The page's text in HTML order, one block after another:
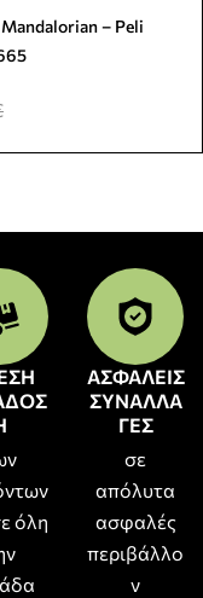
– Peli
όλη
ΑΣΦΑΛΕΙΣ
ΣΥΝΑΛΛΑ
ΓΕΣ
σε
απόλυτα
ασφαλές
περιβάλλο
ν